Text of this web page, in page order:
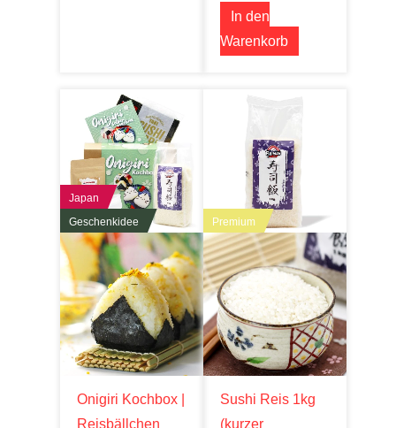
In den
Warenkorb
Japan
Geschenkidee
Onigiri Kochbox |
Reisbällchen
Premium
Sushi Reis 1kg
(kurzer